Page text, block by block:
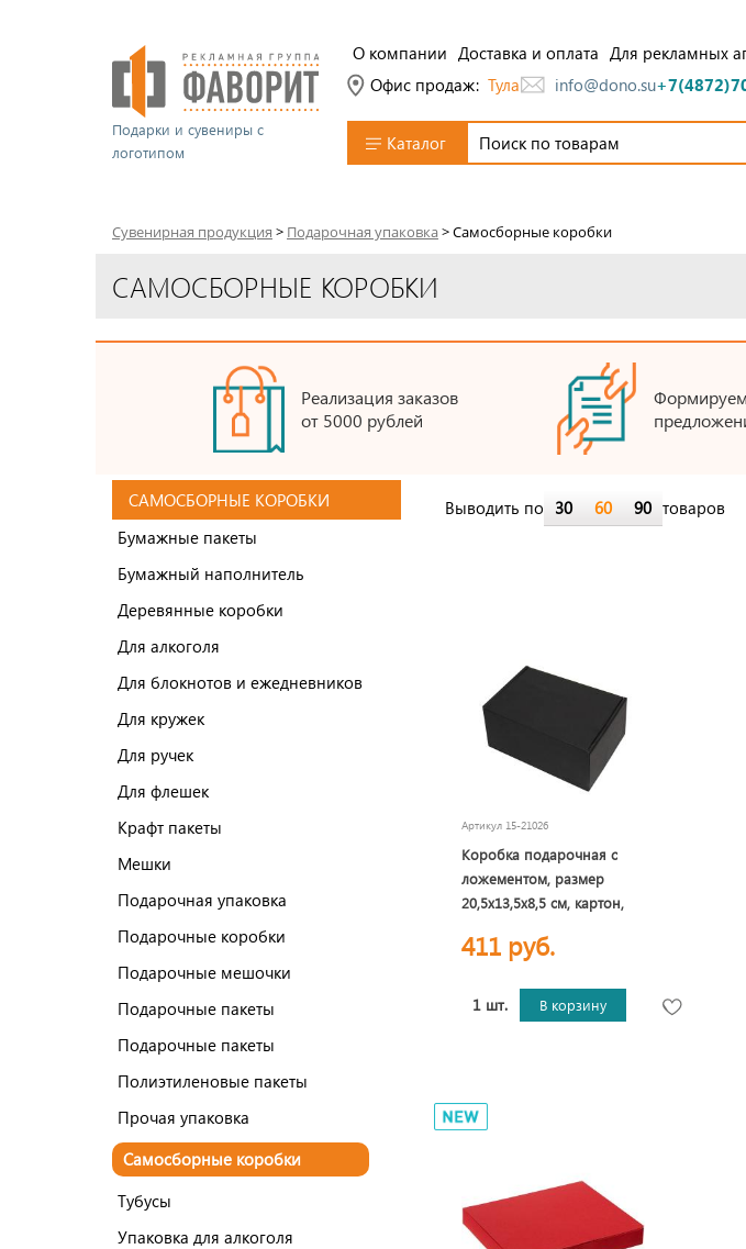
Подарки и сувениры с
логотипом
О компании Доставка и оплата Для рекламных
Офис продаж: Тула info@dono.su
Каталог
Сувенирная продукция > Подарочная упаковка>Самосборные коробки
САМОСБОРНЫЕ КОРОБКИ
Реализация заказов
от 5000 рублей
САМОСБОРНЫЕ КОРОБКИ
Бумажные пакеты
Бумажный наполнитель
Деревянные коробки
Для алкоголя
Для блокнотов и ежедневников
Для кружек
Для ручек
Для флешек
Крафт пакеты
Мешки
Подарочная упаковка
Подарочные коробки
Подарочные мешочки
Подарочные пакеты
Подарочные пакеты
Полиэтиленовые пакеты
Прочая упаковка
Самосборные коробки
Тубусы
Упаковка для алкоголя
Выводить по 30 60 90 товаров
Артикул 15-21026
Коробка подарочная с
ложементом, размер
20,5х13,5х8,5 см, картон,
411 руб.
1 шт. В корзину